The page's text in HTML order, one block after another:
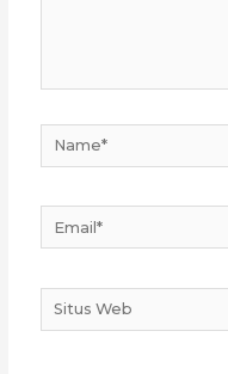
Name*
Email*
Situs
Web